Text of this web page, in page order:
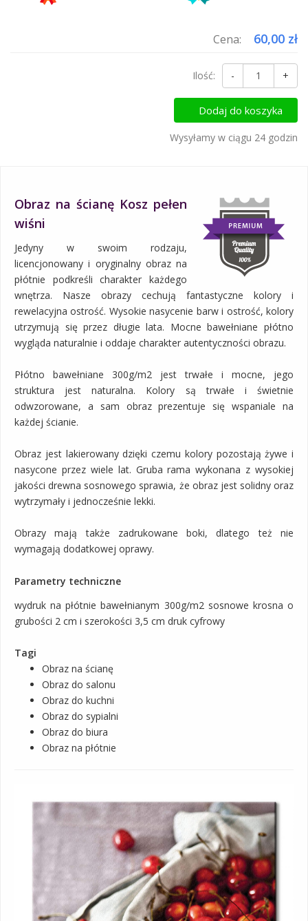
Dodaj więcej produktów do koszyka i zapłać za wysyłkę tylko raz!
Cena: 60,00 zł
Dodaj do koszyka
Ilość: - +
Wysyłamy w ciągu 24 godzin
Obraz na ścianę Kosz pełen
wiśni
Jedyny w swoim rodzaju,
licencjonowany i oryginalny obraz na
płótnie podkreśli charakter każdego
wnętrza. Nasze obrazy cechują fantastyczne kolory i
rewelacyjna ostrość. Wysokie nasycenie barw i ostrość, kolory
utrzymują się przez długie lata. Mocne bawełniane płótno
wygląda naturalnie i oddaje charakter autentyczności obrazu.
Płótno bawełniane 300g/m2 jest trwałe i mocne, jego
struktura jest naturalna. Kolory są trwałe i świetnie
odwzorowane, a sam obraz prezentuje się wspaniale na
każdej ścianie.
Obraz jest lakierowany dzięki czemu kolory pozostają żywe i
nasycone przez wiele lat. Gruba rama wykonana z wysokiej
jakości drewna sosnowego sprawia, że obraz jest solidny oraz
wytrzymały i jednocześnie lekki.
Obrazy mają także zadrukowane boki, dlatego też nie
wymagają dodatkowej oprawy.
Parametry techniczne
wydruk na płótnie bawełnianym 300g/m2 sosnowe krosna o
grubości 2 cm i szerokości 3,5 cm druk cyfrowy
Tagi
Obraz na ścianę
Obraz do salonu
Obraz do kuchni
Obraz do sypialni
Obraz do biura
Obraz na płótnie